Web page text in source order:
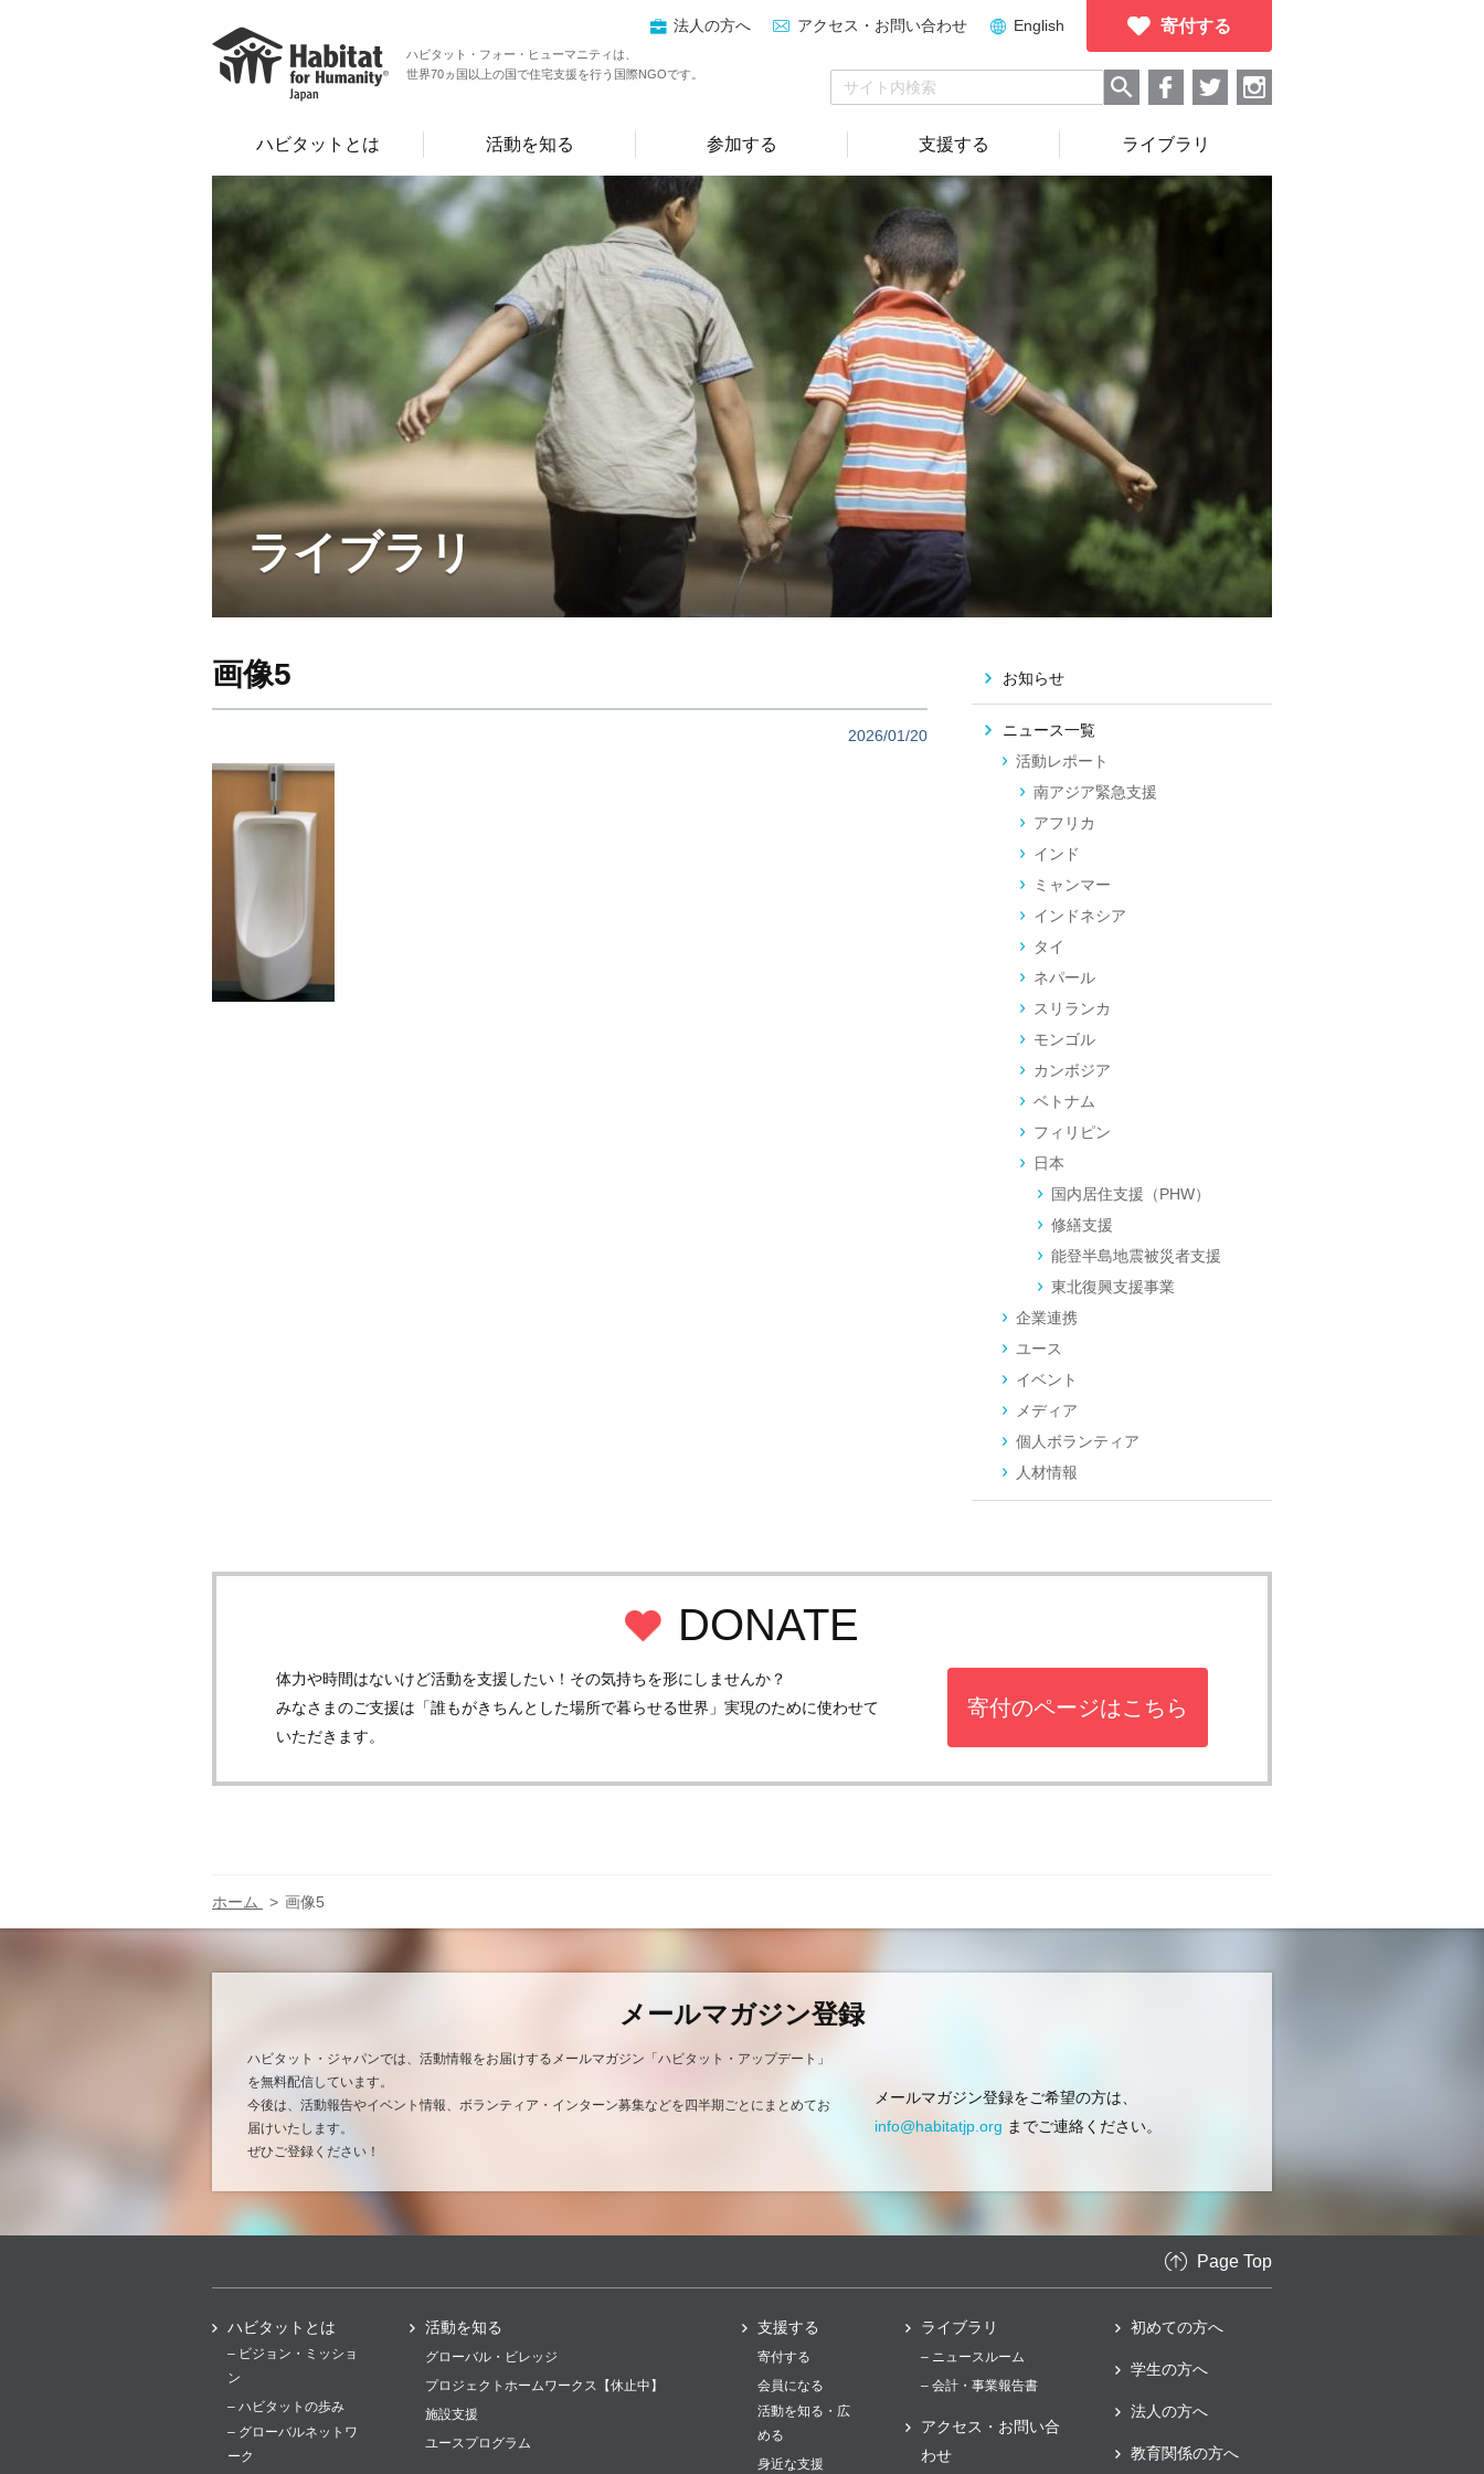
ハビタット・フォー・ヒューマニティは、
世界70ヵ国以上の国で住宅支援を行う国際NGOです。
寄付する
法人の方へ アクセス・お問い合わせ English
ハビタットとは 活動を知る 参加する 支援する ライブラリ
ライブラリ
画像5
2026/01/20
お知らせ
ニュース一覧
活動レポート
南アジア緊急支援
アフリカ
インド
ミャンマー
インドネシア
タイ
ネパール
スリランカ
モンゴル
カンボジア
ベトナム
フィリピン
日本
国内居住支援（PHW）
修繕支援
能登半島地震被災者支援
東北復興支援事業
企業連携
ユース
イベント
メディア
個人ボランティア
人材情報
DONATE
体力や時間はないけど活動を支援したい！その気持ちを形にしませんか？
みなさまのご支援は「誰もがきちんとした場所で暮らせる世界」実現のために使わせて
いただきます。
寄付のページはこちら
ホーム 画像5
メールマガジン登録
ハビタット・ジャパンでは、活動情報をお届けするメールマガジン「ハビタット・アップデート」
を無料配信しています。
今後は、活動報告やイベント情報、ボランティア・インターン募集などを四半期ごとにまとめてお
届けいたします。
ぜひご登録ください！
メールマガジン登録をご希望の方は、
info@habitatjp.org までご連絡ください。
Page Top
ハビタットとは
– ビジョン・ミッショ
ン
– ハビタットの歩み
– グローバルネットワ
ーク
活動を知る
グローバル・ビレッジ
プロジェクトホームワークス【休止中】
施設支援
ユースプログラム
支援する
寄付する
会員になる
活動を知る・広
める
身近な支援
ライブラリ
– ニュースルーム
– 会計・事業報告書
アクセス・お問い合
わせ
初めての方へ
学生の方へ
法人の方へ
教育関係の方へ